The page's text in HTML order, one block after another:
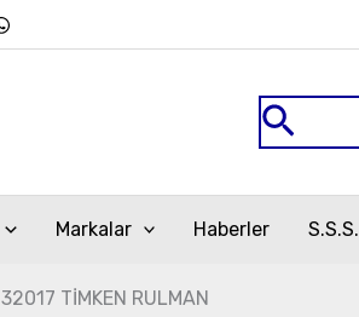
Arama
Markalar Haberler S.S.S.
32017 TİMKEN RULMAN